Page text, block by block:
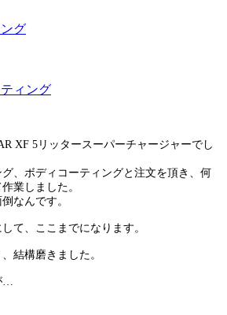
グ
ィング
XF 5リッタースーパーチャージャーでし
、ボディコーティングと注文を頂き、何
業しました。
なんです。
て、ここまでになります。
結構磨きました。